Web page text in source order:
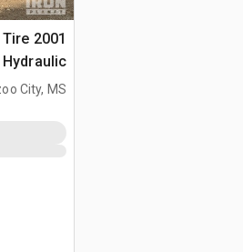
Tire
Hydraulic جراف ساحب
City, MS